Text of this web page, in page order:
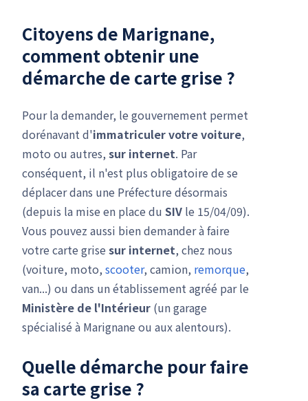
Citoyens de Marignane,
comment obtenir une
démarche de carte grise ?
Pour la demander, le gouvernement permet
dorénavant d'immatriculer votre voiture,
moto ou autres, sur internet. Par
conséquent, il n'est plus obligatoire de se
déplacer dans une Préfecture désormais
(depuis la mise en place du SIV le 15/04/09).
Vous pouvez aussi bien demander à faire
votre carte grise sur internet, chez nous
(voiture, moto, scooter, camion, remorque,
van...) ou dans un établissement agréé par le
Ministère de l'Intérieur (un garage
spécialisé à Marignane ou aux alentours).
Quelle démarche pour faire
sa carte grise ?